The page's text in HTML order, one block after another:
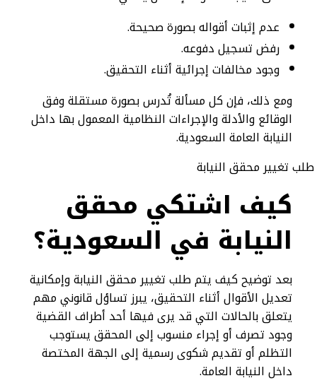
عدم إثبات أقواله بصورة صحيحة.
رفض تسجيل دفوعه.
وجود مخالفات إجرائية أثناء التحقيق.
ومع ذلك، فإن كل مسألة تُدرس بصورة مستقلة وفق
الوقائع والأدلة والإجراءات النظامية المعمول بها داخل
النيابة العامة السعودية.
كيف اشتكي محقق
النيابة في السعودية؟
بعد توضيح كيف يتم طلب تغيير محقق النيابة وإمكانية
تعديل الأقوال أثناء التحقيق، يبرز تساؤل قانوني مهم
يتعلق بالحالات التي قد يرى فيها أحد أطراف القضية
وجود تصرف أو إجراء منسوب إلى المحقق يستوجب
التظلم أو تقديم شكوى رسمية إلى الجهة المختصة
داخل النيابة العامة.